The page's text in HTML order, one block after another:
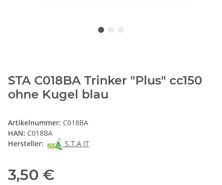
STA C018BA Trinker "Plus" cc150
ohne Kugel blau
Artikelnummer: C018BA
HAN: C018BA
Hersteller:
S.T.A IT
3,50 €